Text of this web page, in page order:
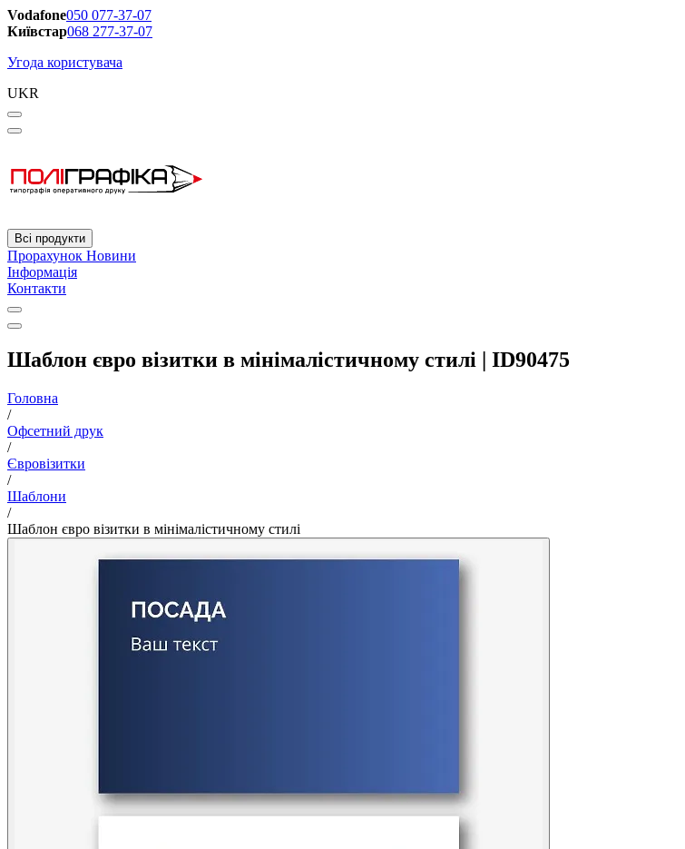
Vodafone050 077-37-07
Київстар068 277-37-07
Угода користувача
UKR
Всі продукти
Прорахунок Новини
Інформація
Контакти
Шаблон євро візитки в мінімалістичному стилі | ID90475
Головна
/
Офсетний друк
/
Євровізитки
/
Шаблони
/
Шаблон євро візитки в мінімалістичному стилі